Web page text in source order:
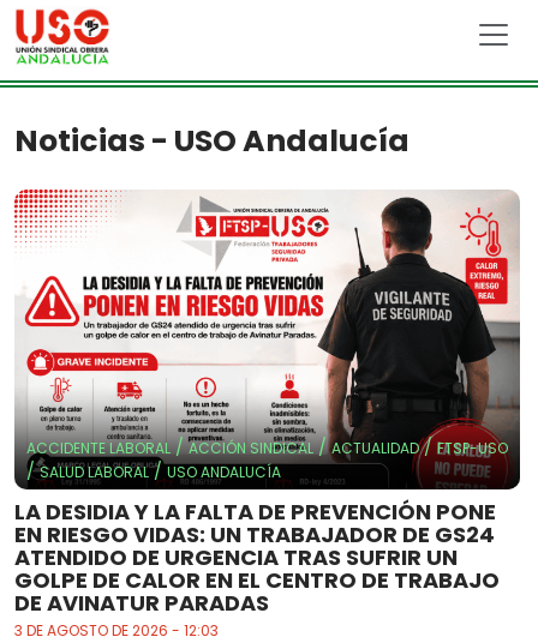
Skip to main content
Noticias - USO Andalucía
ACCIDENTE LABORAL/ACCIÓN SINDICAL/ACTUALIDAD/FTSP-USO
/SALUD LABORAL/USO ANDALUCÍA
LA DESIDIA Y LA FALTA DE PREVENCIÓN PONE
EN RIESGO VIDAS: UN TRABAJADOR DE GS24
ATENDIDO DE URGENCIA TRAS SUFRIR UN
GOLPE DE CALOR EN EL CENTRO DE TRABAJO
DE AVINATUR PARADAS
3 DE AGOSTO DE 2026 - 12:03